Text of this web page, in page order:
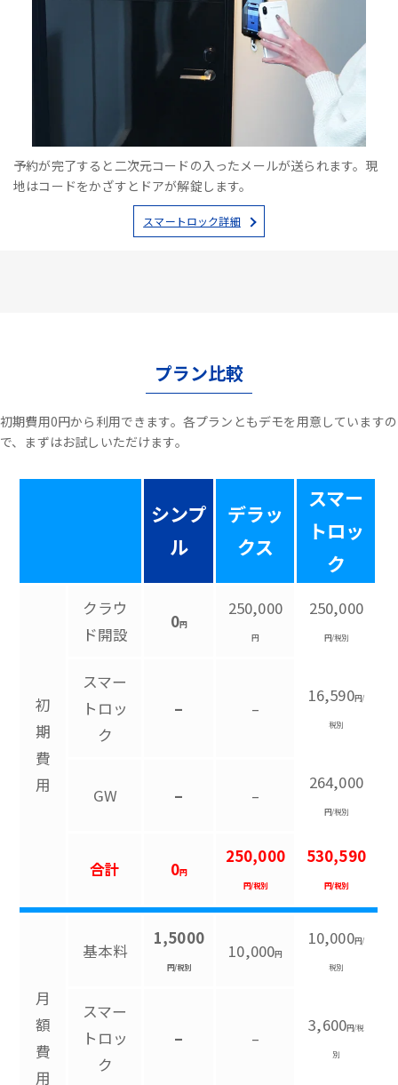
予約が完了すると二次元コードの入ったメールが送られます。現
地はコードをかざすとドアが解錠します。
スマートロック詳細
プラン比較
初期費用0円から利用できます。各プランともデモを用意していますの
で、まずはお試しいただけます。
シンプ
ル
デラッ
クス
スマー
トロッ
ク
初
期
費
用
クラウ
ド開設
0円
250,000
円
250,000
円/税別
スマー
トロッ
ク
– –
16,590円/
税別
GW – –
264,000
円/税別
合計 0円
250,000
円/税別
530,590
円/税別
月
額
費
用
基本料
1,5000
円/税別
10,000円
10,000円/
税別
スマー
トロッ
ク
– –
3,600円/税
別